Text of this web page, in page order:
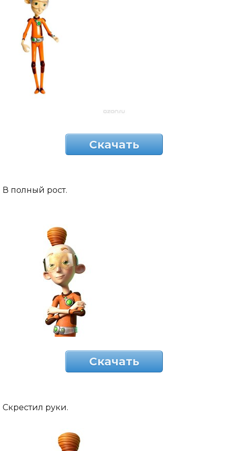
Скачать
В полный рост.
Скачать
Скрестил руки.